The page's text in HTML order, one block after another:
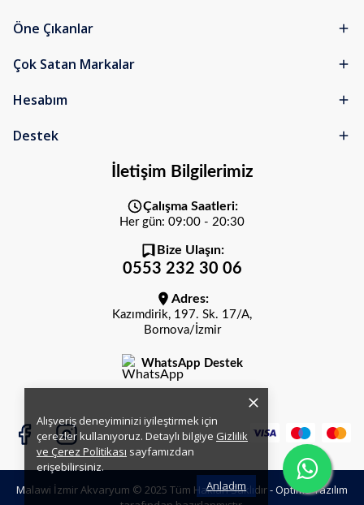
Alışveriş deneyiminizi iyileştirmek için
çerezler kullanıyoruz. Detaylı bilgiye Gizlilik
ve Çerez Politikası sayfamızdan
erişebilirsiniz.
Anladım
Öne Çıkanlar
Çok Satan Markalar
Hesabım
Destek
İletişim Bilgilerimiz
Çalışma Saatleri:
Her gün: 09:00 - 20:30
Bize Ulaşın:
0553 232 30 06
Adres:
Kazımdirik, 197. Sk. 17/A,
Bornova/İzmir
WhatsApp Destek
Malawi İzmir Akvaryum © 2025 Tüm Hakları Saklıdır -Optima Yazılım